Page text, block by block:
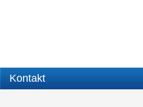
Kontakt